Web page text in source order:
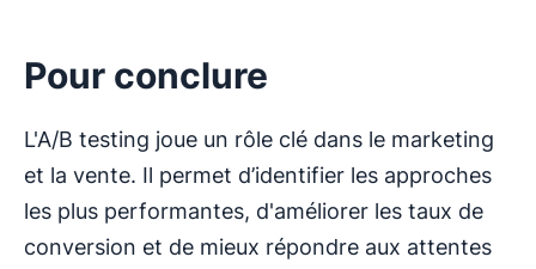
Pour conclure
L'A/B testing joue un rôle clé dans le marketing
et la vente. Il permet d’identifier les approches
les plus performantes, d'améliorer les taux de
conversion et de mieux répondre aux attentes